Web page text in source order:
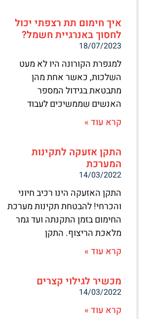
איך חימום תת רצפתי יכול
לחסוך באנרגיית חשמל?
18/07/2023
למגפרת הקורונה היו לא מעט
השלכות, כאשר אחת מהן
מתבטאת בגידול המספר
האנשים שממשיכים לעבוד
קרא עוד »
התקן אזעקה לתקינות
המערכת
14/03/2022
התקן האזעקה הינו רכיב חיוני
והכרחי! להבטחת תקינות מערכת
החימום בזמן התקנתה ועד גמר
מלאכת הריצוף. התקן
קרא עוד »
מכשיר לגילוי קצרים
14/03/2022
קרא עוד »